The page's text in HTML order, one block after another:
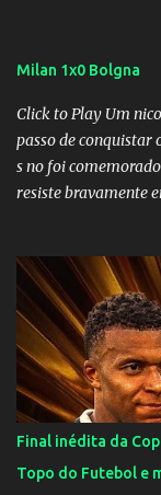
Milan 1x0 Bolgna
Click to Play Um
passo de conquistar
s no foi
resiste bravamente
definido e tem o
Final inédita da
Topo do Futebol e